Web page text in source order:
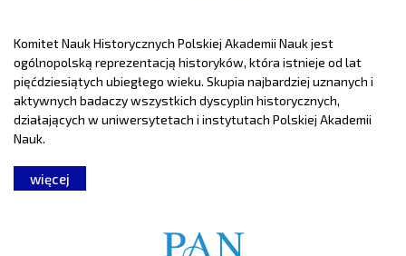
Komitet Nauk Historycznych Polskiej Akademii Nauk jest
ogólnopolską reprezentacją historyków, która istnieje od lat
pięćdziesiątych ubiegłego wieku. Skupia najbardziej uznanych i
aktywnych badaczy wszystkich dyscyplin historycznych,
działających w uniwersytetach i instytutach Polskiej Akademii
Nauk.
więcej